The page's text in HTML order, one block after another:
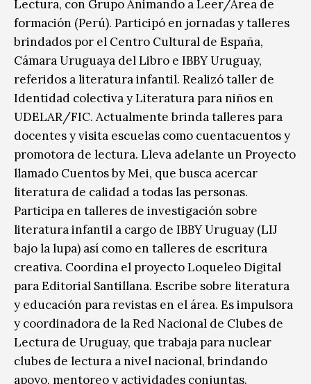
Lectura, con Grupo Animando a Leer/Área de
formación (Perú). Participó en jornadas y talleres
brindados por el Centro Cultural de España,
Cámara Uruguaya del Libro e IBBY Uruguay,
referidos a literatura infantil. Realizó taller de
Identidad colectiva y Literatura para niños en
UDELAR/FIC. Actualmente brinda talleres para
docentes y visita escuelas como cuentacuentos y
promotora de lectura. Lleva adelante un Proyecto
llamado Cuentos by Mei, que busca acercar
literatura de calidad a todas las personas.
Participa en talleres de investigación sobre
literatura infantil a cargo de IBBY Uruguay (LIJ
bajo la lupa) así como en talleres de escritura
creativa. Coordina el proyecto Loqueleo Digital
para Editorial Santillana. Escribe sobre literatura
y educación para revistas en el área. Es impulsora
y coordinadora de la Red Nacional de Clubes de
Lectura de Uruguay, que trabaja para nuclear
clubes de lectura a nivel nacional, brindando
apoyo, mentoreo y actividades conjuntas.